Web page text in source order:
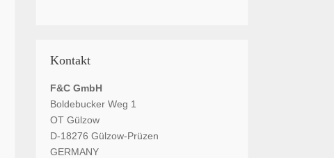
Kontakt
F&C GmbH
Boldebucker Weg 1
OT Gülzow
D-18276 Gülzow-Prüzen
GERMANY